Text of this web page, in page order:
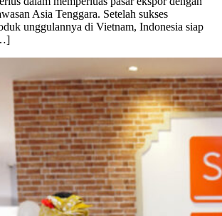
Asia Tenggara. Setelah sukses
unggulannya di Vietnam, Indonesia siap